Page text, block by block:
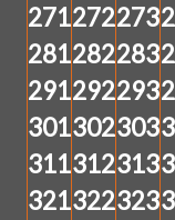
271272273
281282283
291292293
301302303
311312313
321322323